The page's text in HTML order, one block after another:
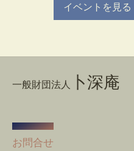
イベントを見る
一般財団法人 卜深庵
​お問合せ